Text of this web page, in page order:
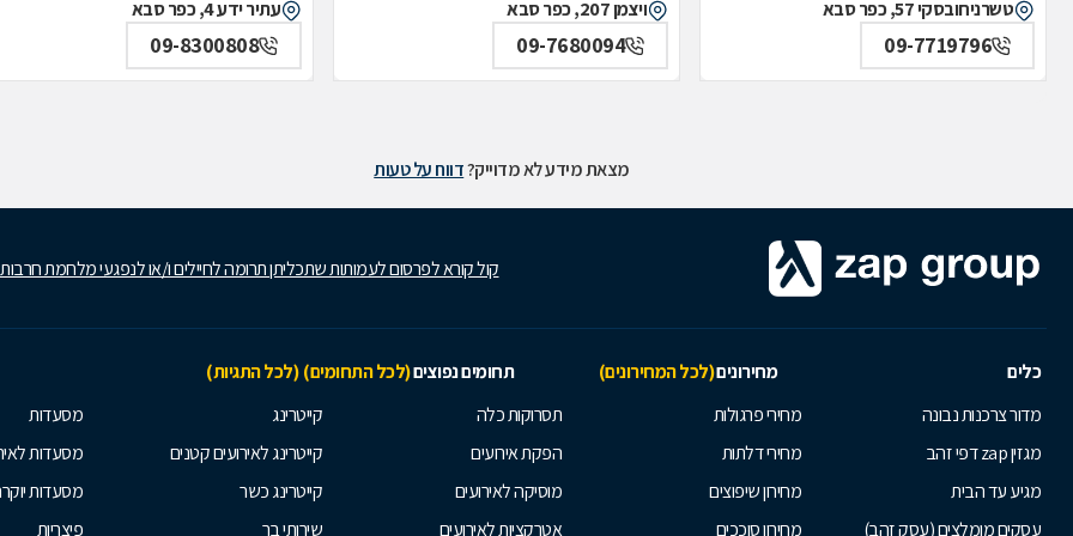
טשרניחובסקי 57, כפר סבא
09-7719796
ויצמן 207, כפר סבא
09-7680094
עתיר ידע 4, כפר סבא
09-8300808
מצאת מידע לא מדוייק?דווח על טעות
קול קורא לפרסום לעמותות שתכליתן תרומה לחיילים ו/או לנפגעי מלחמת
כלים מחירונים(לכל המחירונים) תחומים נפוצים(לכל התחומים) (לכל התגיות)
מדור צרכנות נבונה
מגזין zap דפי זהב
מגיע עד הבית
עסקים מומלצים (עסק זהב)
מחירי פרגולות
מחירי דלתות
מחירון שיפוצים
מחירון סוככים
תסרוקות כלה
הפקת אירועים
מוסיקה לאירועים
אטרקציות לאירועים
קייטרינג
קייטרינג לאירועים קטנים
קייטרינג כשר
שירותי בר
מסעדות
מסעדות
מסעדות
פיצריות